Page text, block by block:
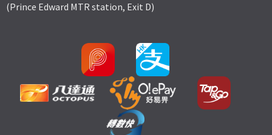
(Prince Edward MTR station, Exit D)